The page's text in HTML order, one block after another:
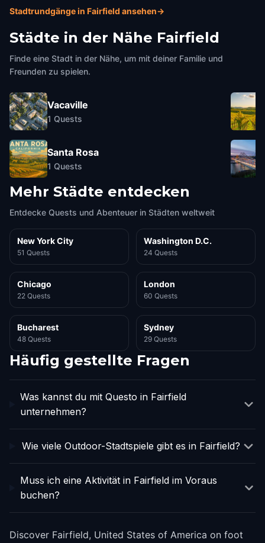
Stadtrundgänge in Fairfield ansehen→
Städte in der Nähe Fairfield
Finde eine Stadt in der Nähe, um mit deiner Familie und
Freunden zu spielen.
Vacaville
1 Quests
Santa Rosa
1 Quests
Mehr Städte entdecken
Entdecke Quests und Abenteuer in Städten weltweit
New York City
51 Quests
Washington D.C.
24 Quests
Chicago
22 Quests
London
60 Quests
Bucharest
48 Quests
Sydney
29 Quests
Häufig gestellte Fragen
Was kannst du mit Questo in Fairfield
unternehmen?
Wie viele Outdoor-Stadtspiele gibt es in Fairfield?
Muss ich eine Aktivität in Fairfield im Voraus
buchen?
Discover Fairfield, United States of America on foot